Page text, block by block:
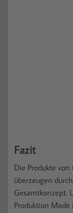
Fazit
Die Produkte von
überzeugen
Gesamtkonzept.
Produktion Made